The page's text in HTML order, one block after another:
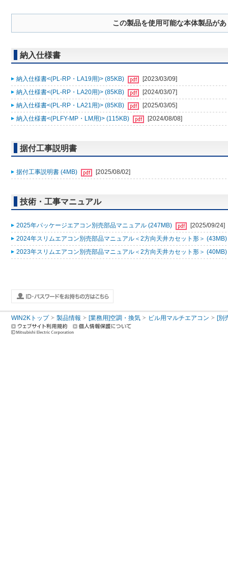
この製品を使用可能な本体製品が
納入仕様書
納入仕様書<(PL-RP・LA19用)> (85KB)
[2023/03/09]
納入仕様書<(PL-RP・LA20用)> (85KB)
[2024/03/07]
納入仕様書<(PL-RP・LA21用)> (85KB)
[2025/03/05]
納入仕様書<(PLFY-MP・LM用)> (115KB)
[2024/08/08]
据付工事説明書
据付工事説明書 (4MB) [2025/08/02]
技術・工事マニュアル
2025年パッケージエアコン別売部品マニュアル (247MB)
[2025/09/24]
2024年スリムエアコン別売部品マニュアル＜2方向天井カセット形＞ (43MB)
2023年スリムエアコン別売部品マニュアル＜2方向天井カセット形＞ (40MB)
WIN2Kトップ 製品情報 [業務用]空調・換気 ビル用マルチエアコン [別